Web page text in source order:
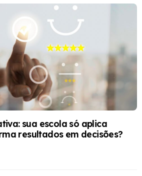
sua escola só aplica
resultados em decisões?